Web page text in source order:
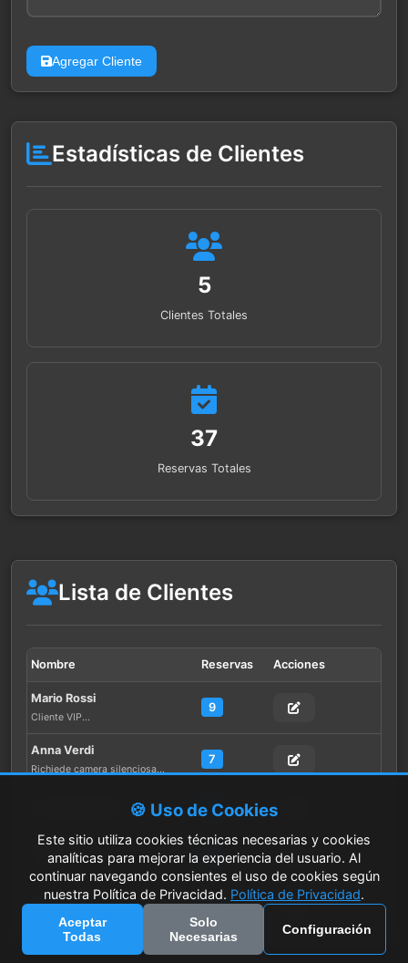
🍪 Uso de Cookies
Este sitio utiliza cookies técnicas necesarias y cookies
analíticas para mejorar la experiencia del usuario. Al
continuar navegando consientes el uso de cookies según
nuestra Política de Privacidad. Política de Privacidad.
Aceptar
Todas
Solo
Necesarias
Configuración
Agregar Cliente
Estadísticas de Clientes
5
Clientes Totales
37
Reservas Totales
Lista de Clientes
Nombre Reservas Acciones
Mario Rossi
Cliente VIP...
9
Anna Verdi
Richiede camera silenciosa...
7
7
Laura Neri
Business traveler...
8
Laura Neri
Business traveler...
8